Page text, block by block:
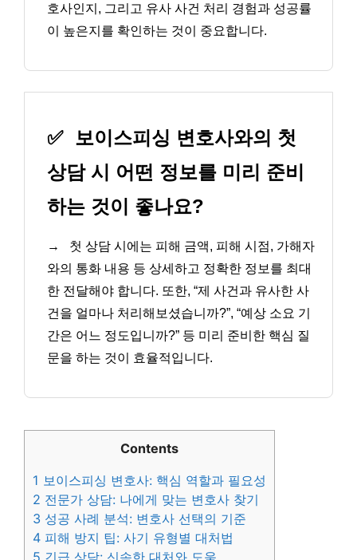
호사인지, 그리고 유사 사건 처리 경험과 성공률
이 높은지를 확인하는 것이 중요합니다.
✅ 보이스피싱 변호사와의 첫
상담 시 어떤 정보를 미리 준비
하는 것이 좋나요?
→
첫 상담 시에는 피해 금액, 피해 시점, 가해자
와의 통화 내용 등 상세하고 정확한 정보를 최대
한 전달해야 합니다. 또한, “제 사건과 유사한 사
건을 얼마나 처리해보셨습니까?”, “예상 소요 기
간은 어느 정도입니까?” 등 미리 준비한 핵심 질
문을 하는 것이 효율적입니다.
Contents
1 보이스피싱 변호사: 핵심 역할과 필요성
2 전문가 상담: 나에게 맞는 변호사 찾기
3 성공 사례 분석: 변호사 선택의 기준
4 피해 방지 팁: 사기 유형별 대처법